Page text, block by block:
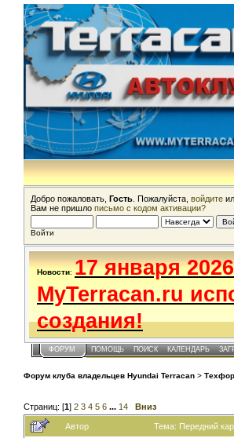
Добро пожаловать, Гость . Пожалуйста, войдите
Вам не пришло письмо с кодом активации?
Войти
Новости: 17 января
MyTerracan.ru
создания!
ФОРУМ ПОМОЩЬ ПОИСК КАЛЕНДАРЬ
Форум клуба владельцев Hyundai Terracan >
Страниц: [1] 2 3 4 5 6 ... 14 Вниз
Автор Тема: Передний